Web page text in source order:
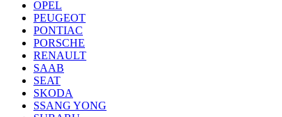
OPEL
PEUGEOT
PONTIAC
PORSCHE
RENAULT
SAAB
SEAT
SKODA
SSANG YONG